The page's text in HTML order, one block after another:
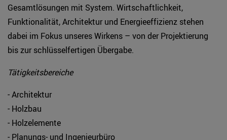
Gesamtlösungen mit System. Wirtschaftlichkeit,
Funktionalität, Architektur und Energieeffizienz stehen
dabei im Fokus unseres Wirkens – von der Projektierung
bis zur schlüsselfertigen Übergabe.
Tätigkeitsbereiche
- Architektur
- Holzbau
- Holzelemente
- Planungs- und Ingenieurbüro